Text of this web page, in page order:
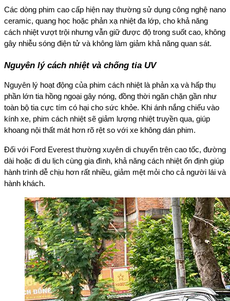
Các dòng phim cao cấp hiện nay thường sử dụng công nghệ nano
ceramic, quang học hoặc phản xạ nhiệt đa lớp, cho khả năng
cách nhiệt vượt trội nhưng vẫn giữ được độ trong suốt cao, không
gây nhiễu sóng điện tử và không làm giảm khả năng quan sát.
Nguyên lý cách nhiệt và chống tia UV
Nguyên lý hoạt động của phim cách nhiệt là phản xạ và hấp thụ
phần lớn tia hồng ngoại gây nóng, đồng thời ngăn chặn gần như
toàn bộ tia cực tím có hại cho sức khỏe. Khi ánh nắng chiếu vào
kính xe, phim cách nhiệt sẽ giảm lượng nhiệt truyền qua, giúp
khoang nội thất mát hơn rõ rệt so với xe không dán phim.
Đối với Ford Everest thường xuyên di chuyển trên cao tốc, đường
dài hoặc đi du lịch cùng gia đình, khả năng cách nhiệt ổn định giúp
hành trình dễ chịu hơn rất nhiều, giảm mệt mỏi cho cả người lái và
hành khách.